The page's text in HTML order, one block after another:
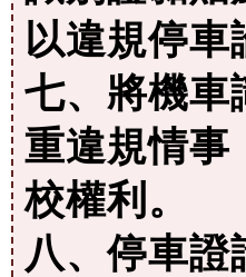
以違規停車
七、將機車
重違規情事
校權利。
八、停車